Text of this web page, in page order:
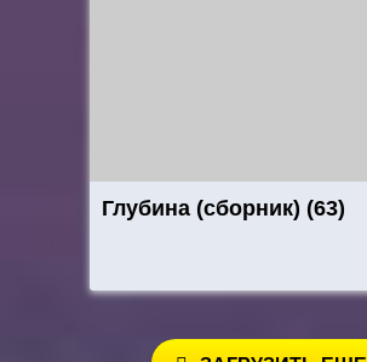
Глубина (сборник) (63)